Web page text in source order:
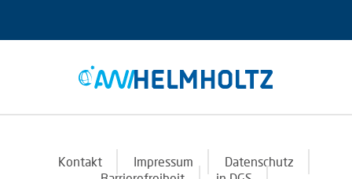
Kontakt Impressum
Datenschutz